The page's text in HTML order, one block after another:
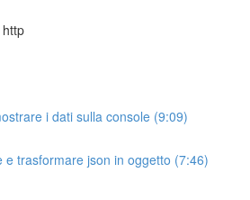
i dati sulla console (9:09)
trasformare json in oggetto (7:46)